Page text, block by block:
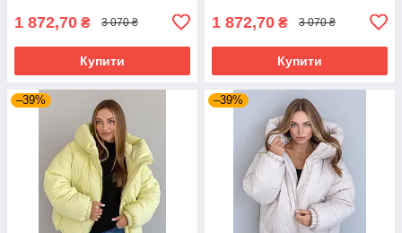
1 872,70 ₴ 3 070 ₴
Купити
1 872,70 ₴ 3 070 ₴
Купити
–39% –39%